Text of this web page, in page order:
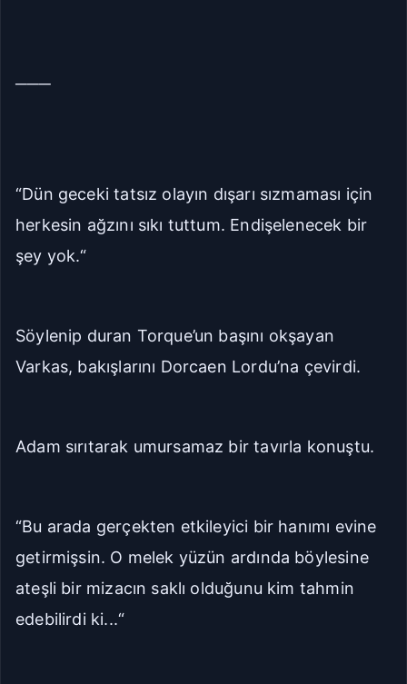
───
“Dün geceki tatsız olayın dışarı sızmaması için
herkesin ağzını sıkı tuttum. Endişelenecek bir
şey yok.“
Söylenip duran Torque’un başını okşayan
Varkas, bakışlarını Dorcaen Lordu’na çevirdi.
Adam sırıtarak umursamaz bir tavırla konuştu.
“Bu arada gerçekten etkileyici bir hanımı evine
getirmişsin. O melek yüzün ardında böylesine
ateşli bir mizacın saklı olduğunu kim tahmin
edebilirdi ki...“